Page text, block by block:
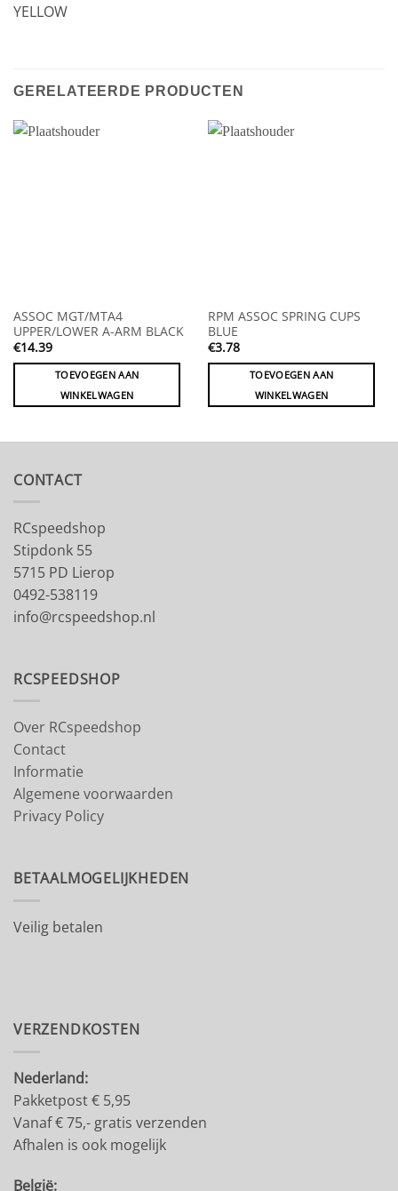
YELLOW
GERELATEERDE PRODUCTEN
ASSOC MGT/MTA4
UPPER/LOWER A-ARM BLACK
€14.39
TOEVOEGEN AAN
WINKELWAGEN
RPM ASSOC SPRING CUPS
BLUE
€3.78
TOEVOEGEN AAN
WINKELWAGEN
CONTACT
RCspeedshop
Stipdonk 55
5715 PD Lierop
0492-538119
info@rcspeedshop.nl
RCSPEEDSHOP
Over RCspeedshop
Contact
Informatie
Algemene voorwaarden
Privacy Policy
BETAALMOGELIJKHEDEN
Veilig betalen
VERZENDKOSTEN
Nederland:
Pakketpost € 5,95
Vanaf € 75,- gratis verzenden
Afhalen is ook mogelijk
België: